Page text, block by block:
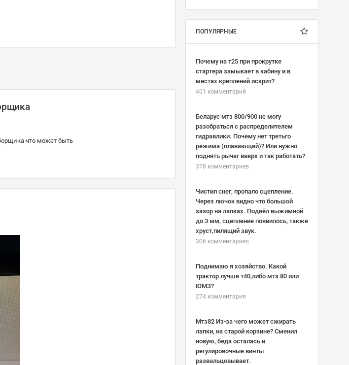
что может быть
ПОПУЛЯРНЫЕ
Почему на т25 при прокрутке
стартера замыкает в кабину и в
местах креплений искрит?
401 комментарий
Беларус мтз 800/900 не могу
разобраться с распределителем
гидравлики. Почему нет третьго
режима (плавающей)? Или нужно
поднять рычаг вверх и так работать?
378 комментариев
Чистил снег, пропало сцепление.
Через лючок видно что большой
зазор на лапках. Подвёл выжимной
до 3 мм, сцепление появилось, также
хруст,пилящий звук.
306 комментариев
Поднимаю я хозяйство. Какой
трактор лучше т40,либо мтз 80 или
ЮМЗ?
274 комментария
Мтз82 Из-за чего может сжирать
лапки, на старой корзине? Сменил
новую, беда осталась и
регулировочные винты
развальцовывает.